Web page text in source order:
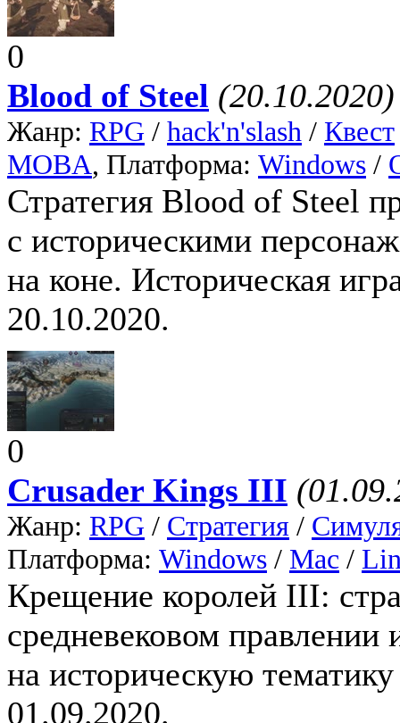
0
Blood of Steel (20.10.2020)
Жанр: RPG / hack'n'slash / Квест
MOBA, Платформа: Windows /
Стратегия Blood of Steel
с историческими
на коне. Историческая
20.10.2020.
0
Crusader Kings III
Жанр: RPG / Стратегия /
Платформа: Windows / Mac /
Крещение королей III:
средневековом
на историческую
01.09.2020.